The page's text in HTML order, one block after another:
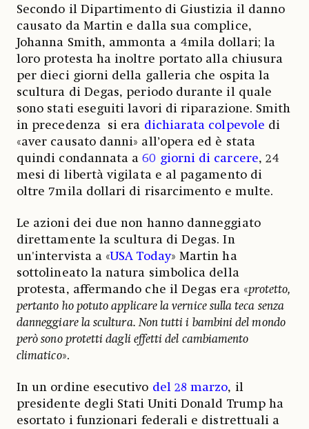
Secondo il Dipartimento di Giustizia il danno
causato da Martin e dalla sua complice,
Johanna Smith, ammonta a 4mila dollari; la
loro protesta ha inoltre portato alla chiusura
per dieci giorni della galleria che ospita la
scultura di Degas, periodo durante il quale
sono stati eseguiti lavori di riparazione. Smith
in precedenza si era dichiarata colpevole di
«aver causato danni» all’opera ed è stata
quindi condannata a60 giorni di carcere, 24
mesi di libertà vigilata e al pagamento di
oltre 7mila dollari di risarcimento e multe.
Le azioni dei due non hanno danneggiato
direttamente la scultura di Degas. In
un'intervista a «USA Today» Martin ha
sottolineato la natura simbolica della
protesta, affermando che il Degas era «protetto,
pertanto ho potuto applicare la vernice sulla teca senza
danneggiare la scultura. Non tutti i bambini del mondo
però sono protetti dagli effetti del cambiamento
climatico».
In un ordine esecutivo del 28 marzo, il
presidente degli Stati Uniti Donald Trump ha
esortato i funzionari federali e distrettuali a